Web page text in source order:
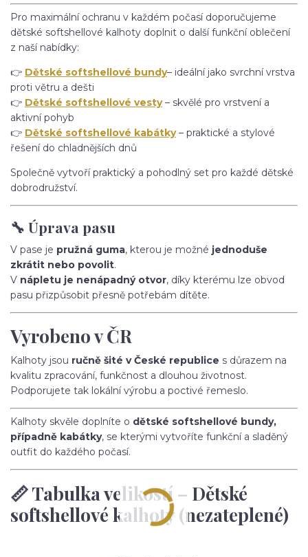
Pro maximální ochranu v každém počasí doporučujeme
dětské softshellové kalhoty doplnit o další funkční oblečení
z naší nabídky:
👉 Dětské softshellové bundy– ideální jako svrchní vrstva
proti větru a dešti
👉 Dětské softshellové vesty– skvělé pro vrstvení a
aktivní pohyb
👉 Dětské softshellové kabátky– praktické a stylové
řešení do chladnějších dnů
Společně vytvoří praktický a pohodlný set pro každé dětské
dobrodružství.
🔧 Úprava pasu
V pase je pružná guma, kterou je možné jednoduše
zkrátit nebo povolit.
V nápletu je nenápadný otvor, díky kterému lze obvod
pasu přizpůsobit přesně potřebám dítěte.
Vyrobeno v ČR
Kalhoty jsou ručně šité v České republice s důrazem na
kvalitu zpracování, funkčnost a dlouhou životnost.
Podporujete tak lokální výrobu a poctivé řemeslo.
Kalhoty skvěle doplníte o dětské softshellové bundy,
případně kabátky, se kterými vytvoříte funkční a sladěný
outfit do každého počasí.
📏 Tabulka velikostí – Dětské
softshellové kalhoty (nezateplené)